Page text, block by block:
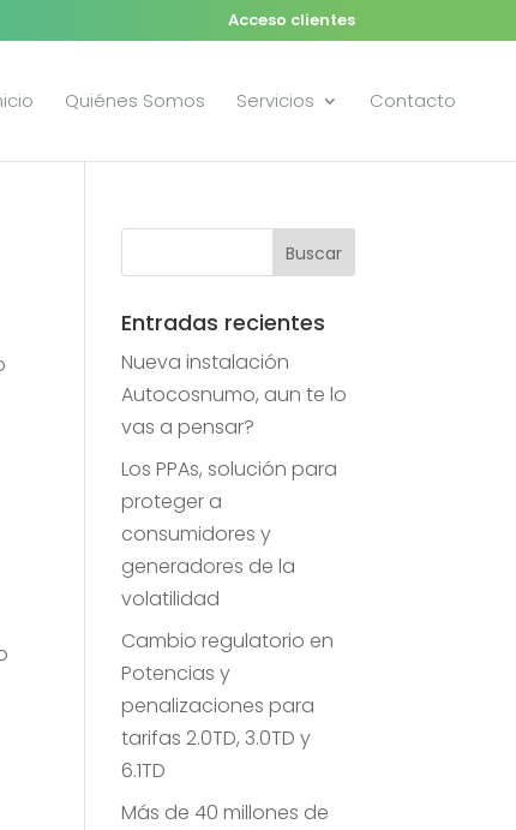
Acceso clientes
Quiénes Somos Servicios Contacto
Entradas recientes
Nueva instalación
Autocosnumo, aun te lo
vas a pensar?
Los PPAs, solución para
proteger a
consumidores y
generadores de la
volatilidad
Cambio regulatorio en
Potencias y
penalizaciones para
tarifas 2.0TD, 3.0TD y
6.1TD
Más de 40 millones de